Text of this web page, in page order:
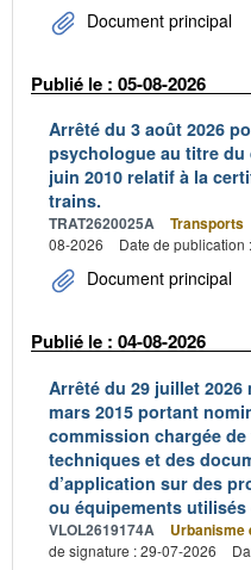
Document principal
Publié le : 05-08-2026
Arrêté du 3 août 2026
psychologue au titre du
juin 2010 relatif à la
trains.
TRAT2620025A Transports
08-2026
Date de publication
Document principal
Publié le : 04-08-2026
Arrêté du 29 juillet 2026
mars 2015 portant
commission chargée
techniques et des
d’application sur des
ou équipements
VLOL2619174A Urbanisme
de signature : 29-07-2026